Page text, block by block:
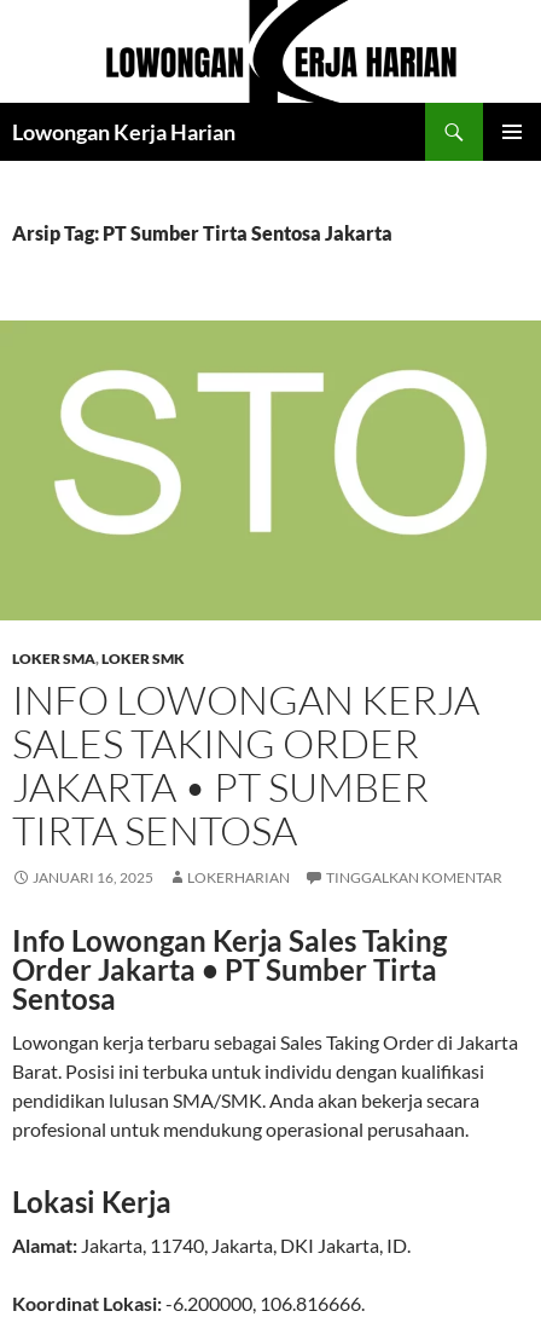
Lowongan Kerja Harian
Arsip Tag: PT Sumber Tirta Sentosa Jakarta
LOKER SMA,LOKER SMK
INFO LOWONGAN KERJA
SALES TAKING ORDER
JAKARTA • PT SUMBER
TIRTA SENTOSA
JANUARI 16, 2025 LOKERHARIAN TINGGALKAN KOMENTAR
Info Lowongan Kerja Sales Taking
Order Jakarta • PT Sumber Tirta
Sentosa
Lowongan kerja terbaru sebagai Sales Taking Order di Jakarta
Barat. Posisi ini terbuka untuk individu dengan kualifikasi
pendidikan lulusan SMA/SMK. Anda akan bekerja secara
profesional untuk mendukung operasional perusahaan.
Lokasi Kerja
Alamat: Jakarta, 11740, Jakarta, DKI Jakarta, ID.
Koordinat Lokasi:-6.200000, 106.816666.